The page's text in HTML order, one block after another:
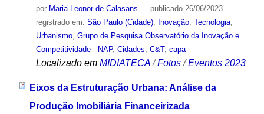
por Maria Leonor de Calasans — publicado26/06/2023 —
registrado em: São Paulo (Cidade), Inovação, Tecnologia,
Urbanismo, Grupo de Pesquisa Observatório da Inovação e
Competitividade - NAP, Cidades C&T, capa
Localizado em MIDIATECA /Fotos /Eventos 2023
Eixos da Estruturação Urbana: Análise da
Produção Imobiliária Financeirizada